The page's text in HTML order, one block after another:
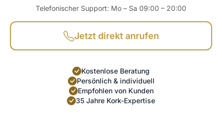
Telefonischer Support: Mo – Sa 09:00 – 20:00
Jetzt direkt anrufen
Kostenlose Beratung
Persönlich & individuell
Empfohlen von Kunden
35 Jahre Kork-Expertise